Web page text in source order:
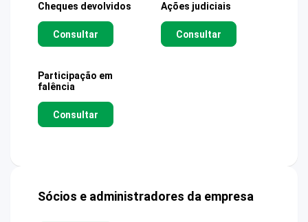
Cheques devolvidos
Consultar
Ações judiciais
Consultar
Participação em
falência
Consultar
Sócios e administradores da empresa